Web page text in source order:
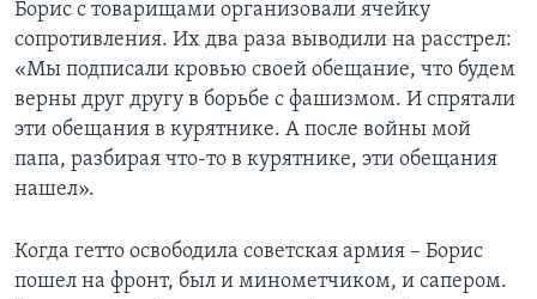
Борис с товарищами организовали ячейку
сопротивления. Их два раза выводили на расстрел:
«Мы подписали кровью своей обещание, что будем
верны друг другу в борьбе с фашизмом. И спрятали
эти обещания в курятнике. А после войны мой
папа, разбирая что-то в курятнике, эти обещания
нашел».
Когда гетто освободила советская армия – Борис
пошел на фронт, был и минометчиком, и сапером.